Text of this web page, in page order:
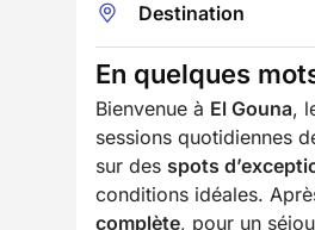
Destination
En quelques
Bienvenue à El Gouna,
sessions quotidiennes
sur des spots
conditions idéales.
complète, pour un